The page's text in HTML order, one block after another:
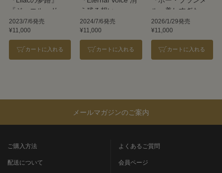
『ジュエル・ド・
パリ!!』
2023/7/6発売
¥11,000
カートに入れる
え残る想い』
『Grande
TAKARAZUKA
110!』
2024/7/6発売
¥11,000
カートに入れる
ル～美しすぎた男
～』『Prayer～祈
り～』
2026/1/29発売
¥11,000
カートに入れる
メールマガジンのご案内
ご購入方法
配送について
よくあるご質問
会員ページ